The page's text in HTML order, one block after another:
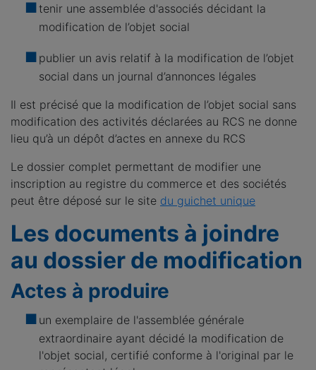
tenir une assemblée d'associés décidant la
modification de l’objet social
publier un avis relatif à la modification de l’objet
social dans un journal d’annonces légales
Il est précisé que la modification de l’objet social sans
modification des activités déclarées au RCS ne donne
lieu qu’à un dépôt d’actes en annexe du RCS
Le dossier complet permettant de modifier une
inscription au registre du commerce et des sociétés
peut être déposé sur le site du guichet unique
Les documents à joindre
au dossier de modification
Actes à produire
un exemplaire de l'assemblée générale
extraordinaire ayant décidé la modification de
l'objet social, certifié conforme à l'original par le